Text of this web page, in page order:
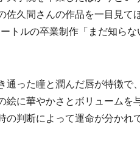
佐久間さんの作品を一目見て
トルの卒業制作「まだ知ら
った瞳と潤んだ唇が特徴で
絵に華やかさとボリュームを
の判断によって運命が分か